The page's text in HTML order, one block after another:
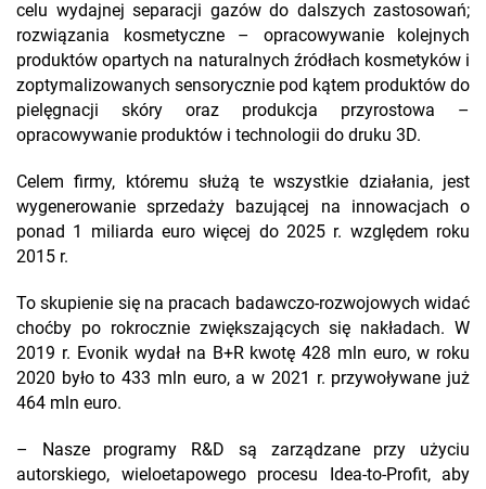
celu wydajnej separacji gazów do dalszych zastosowań;
rozwiązania kosmetyczne – opracowywanie kolejnych
produktów opartych na naturalnych źródłach kosmetyków i
zoptymalizowanych sensorycznie pod kątem produktów do
pielęgnacji skóry oraz produkcja przyrostowa –
opracowywanie produktów i technologii do druku 3D.
Celem firmy, któremu służą te wszystkie działania, jest
wygenerowanie sprzedaży bazującej na innowacjach o
ponad 1 miliarda euro więcej do 2025 r. względem roku
2015 r.
To skupienie się na pracach badawczo-rozwojowych widać
choćby po rokrocznie zwiększających się nakładach. W
2019 r. Evonik wydał na B+R kwotę 428 mln euro, w roku
2020 było to 433 mln euro, a w 2021 r. przywoływane już
464 mln euro.
– Nasze programy R&D są zarządzane przy użyciu
autorskiego, wieloetapowego procesu Idea-to-Profit, aby